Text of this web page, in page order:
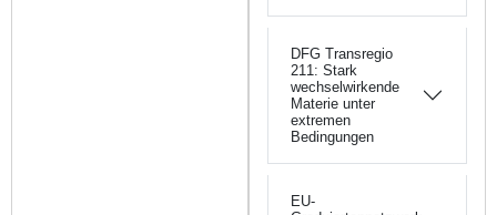
DFG Transregio
211: Stark
wechselwirkende
Materie unter
extremen
Bedingungen
EU-